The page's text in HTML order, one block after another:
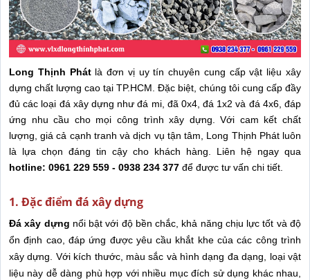
Long Thịnh Phátlà đơn vị uy tín chuyên cung cấp vật liệu xây
dựng chất lượng cao tại TP.HCM. Đặc biệt, chúng tôi cung cấp đầy
đủ các loại đá xây dựng như đá mi, đã 0x4, đá 1x2 và đá 4x6, đáp
ứng nhu cầu cho mọi công trình xây dựng. Với cam kết chất
lượng, giá cả cạnh tranh và dịch vụ tận tâm, Long Thịnh Phát luôn
là lựa chọn đáng tin cậy cho khách hàng. Liên hệ ngay qua
hotline: 0961 229 559 - 0938 234 377 để được tư vấn chi tiết.
1. Đặc điểm đá xây dựng
Đá xây dựng nổi bật với độ bền chắc, khả năng chịu lực tốt và độ
ổn định cao, đáp ứng được yêu cầu khắt khe của các công trình
xây dựng. Với kích thước, màu sắc và hình dạng đa dạng, loại vật
liệu này dễ dàng phù hợp với nhiều mục đích sử dụng khác nhau,